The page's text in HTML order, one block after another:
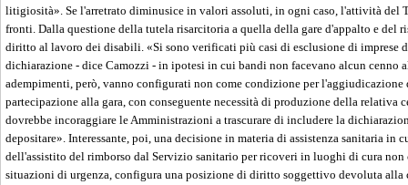
litigiosità». Se l'arretrato diminusice in valori assoluti, in ogni caso, l'attività del
fronti. Dalla questione della tutela risarcitoria a quella della gare d'appalto e del
diritto al lavoro dei disabili. «Si sono verificati più casi di esclusione di imprese
dichiarazione - dice Camozzi - in ipotesi in cui bandi non facevano alcun cenno
adempimenti, però, vanno configurati non come condizione per
partecipazione alla gara, con conseguente necessità di produzione della relativa
dovrebbe incoraggiare le Amministrazioni a trascurare di includere la
depositare». Interessante, poi, una decisione in materia di assistenza sanitaria in
dell'assistito del rimborso dal Servizio sanitario per ricoveri in luoghi di cura non
situazioni di urgenza, configura una posizione di diritto soggettivo devoluta